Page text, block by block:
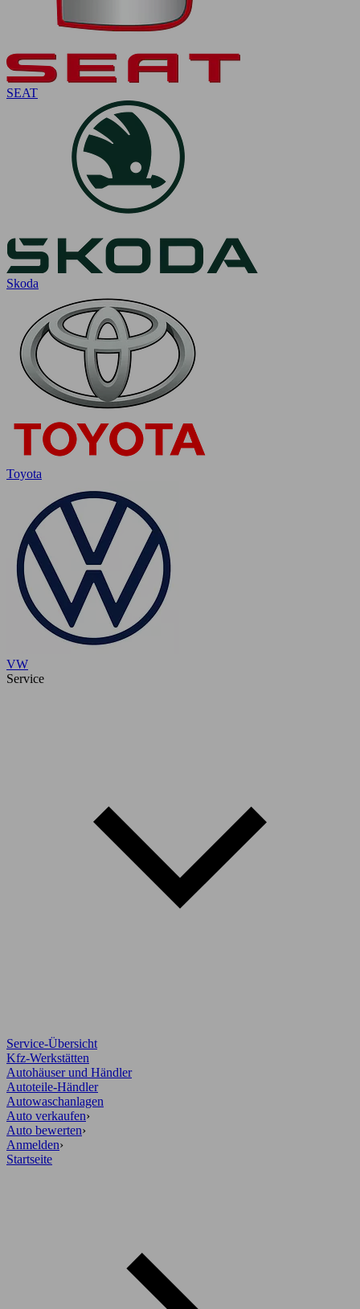
SEAT
Skoda
Toyota
VW
Service
Service-Übersicht
Kfz-Werkstätten
Autohäuser und Händler
Autoteile-Händler
Autowaschanlagen
Auto verkaufen›
Auto bewerten›
Anmelden›
Startseite